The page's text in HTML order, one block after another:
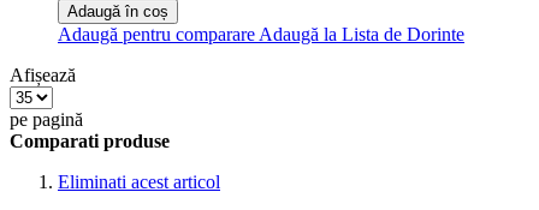
Adaugă în coș
Adaugă pentru comparare Adaugă la Lista de Dorinte
Afișează
pe pagină
Comparati produse
Eliminati acest articol